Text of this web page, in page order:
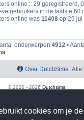
cookies om je de
online :: 29 geregistreerd,
gebruikers in de laatste 60
online was 11408 op 29 jul
onderwerpen 4912 •
Alle
Over DutchSims
© 2020 - 2026 Dutchsims
Two Factor Authentication ©paul999